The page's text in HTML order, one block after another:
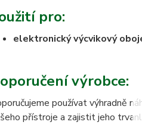
pro:
elektronický výcvikový
výrobce:
používat výhradně
přístroje a zajistit jeho